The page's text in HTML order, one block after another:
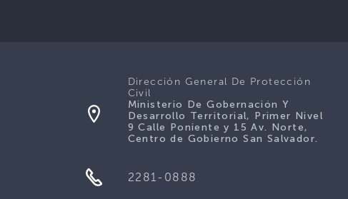
Dirección General De Protección
Civil
Ministerio De Gobernación Y
Desarrollo Territorial, Primer Nivel
9 Calle Poniente y 15 Av. Norte,
Centro de Gobierno San Salvador.
2281-0888